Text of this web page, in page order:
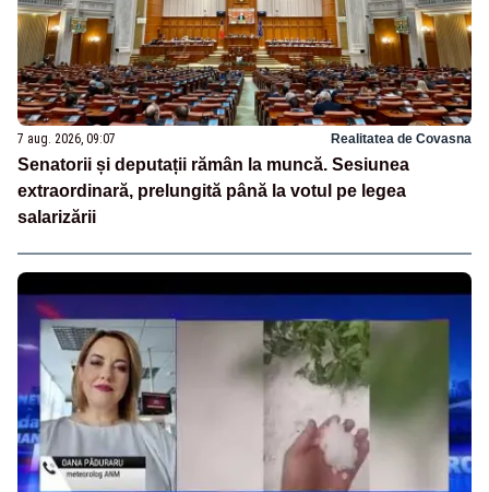
7 aug. 2026, 09:07 Realitatea de Covasna
Senatorii și deputații rămân la muncă. Sesiunea
extraordinară, prelungită până la votul pe legea
salarizării